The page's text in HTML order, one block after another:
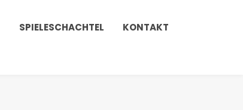
SPIELESCHACHTEL KONTAKT